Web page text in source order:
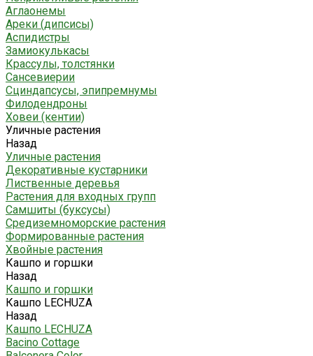
Аглаонемы
Ареки (дипсисы)
Аспидистры
Замиокулькасы
Крассулы, толстянки
Сансевиерии
Сциндапсусы, эпипремнумы
Филодендроны
Ховеи (кентии)
Уличные растения
Назад
Уличные растения
Декоративные кустарники
Лиственные деревья
Растения для входных групп
Самшиты (буксусы)
Средиземноморские растения
Формированные растения
Хвойные растения
Кашпо и горшки
Назад
Кашпо и горшки
Кашпо LECHUZA
Назад
Кашпо LECHUZA
Bacino Cottage